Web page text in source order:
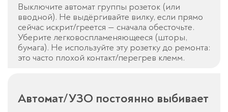
Выключите автомат группы розеток (или
вводной). Не выдёргивайте вилку, если прямо
сейчас искрит/греется — сначала обесточьте.
Уберите легковоспламеняющееся (шторы,
бумага). Не используйте эту розетку до ремонта:
это часто плохой контакт/перегрев клемм.
Автомат/УЗО постоянно выбивает